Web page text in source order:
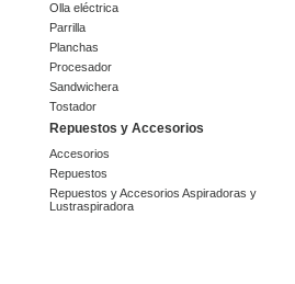
Olla eléctrica
Parrilla
Planchas
Procesador
Sandwichera
Tostador
Repuestos y Accesorios
Accesorios
Repuestos
Repuestos y Accesorios Aspiradoras y
Lustraspiradora